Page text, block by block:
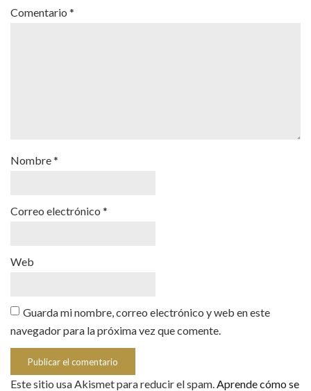
Comentario *
Nombre*
Correo electrónico *
Web
Guarda mi nombre, correo electrónico y web en este
navegador para la próxima vez que comente.
Este sitio usa Akismet para reducir el spam. Aprende cómo se